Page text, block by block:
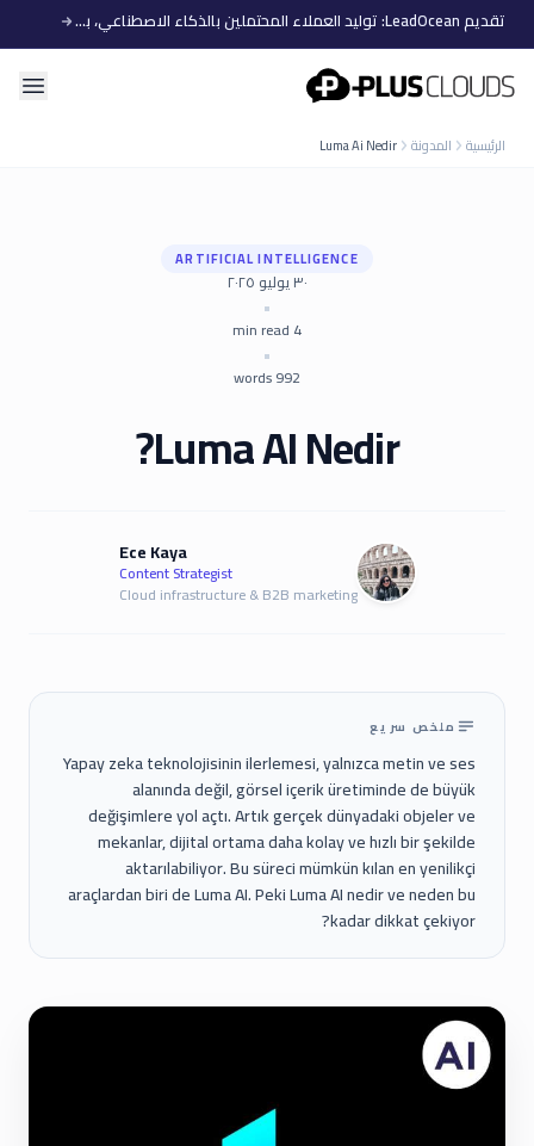
تقديم LeadOcean: توليد العملاء المحتملين بالذكاء الاصطناعي، بيانات منتقاة، توسع سهل
PlusClouds
الرئيسية المدونة Luma Ai Nedir
ARTIFICIAL INTELLIGENCE
٣٠ يوليو ٢٠٢٥
•
4
•
992
Luma AI Nedir?
Ece Kaya
Content Strategist
Cloud infrastructure & B2B marketing
ملخص سريع
Yapay zeka teknolojisinin ilerlemesi, yalnızca metin ve ses
alanında değil, görsel içerik üretiminde de büyük
değişimlere yol açtı. Artık gerçek dünyadaki objeler ve
mekanlar, dijital ortama daha kolay ve hızlı bir şekilde
aktarılabiliyor. Bu süreci mümkün kılan en yenilikçi
araçlardan biri de Luma AI. Peki Luma AI nedir ve neden bu
kadar dikkat çekiyor?